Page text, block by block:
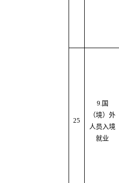
25
9.国
（境）外
人员入境
就业